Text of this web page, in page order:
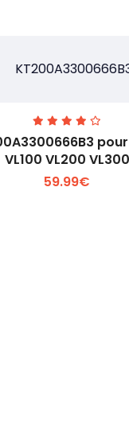
VL100 VL200 VL300
59.99€